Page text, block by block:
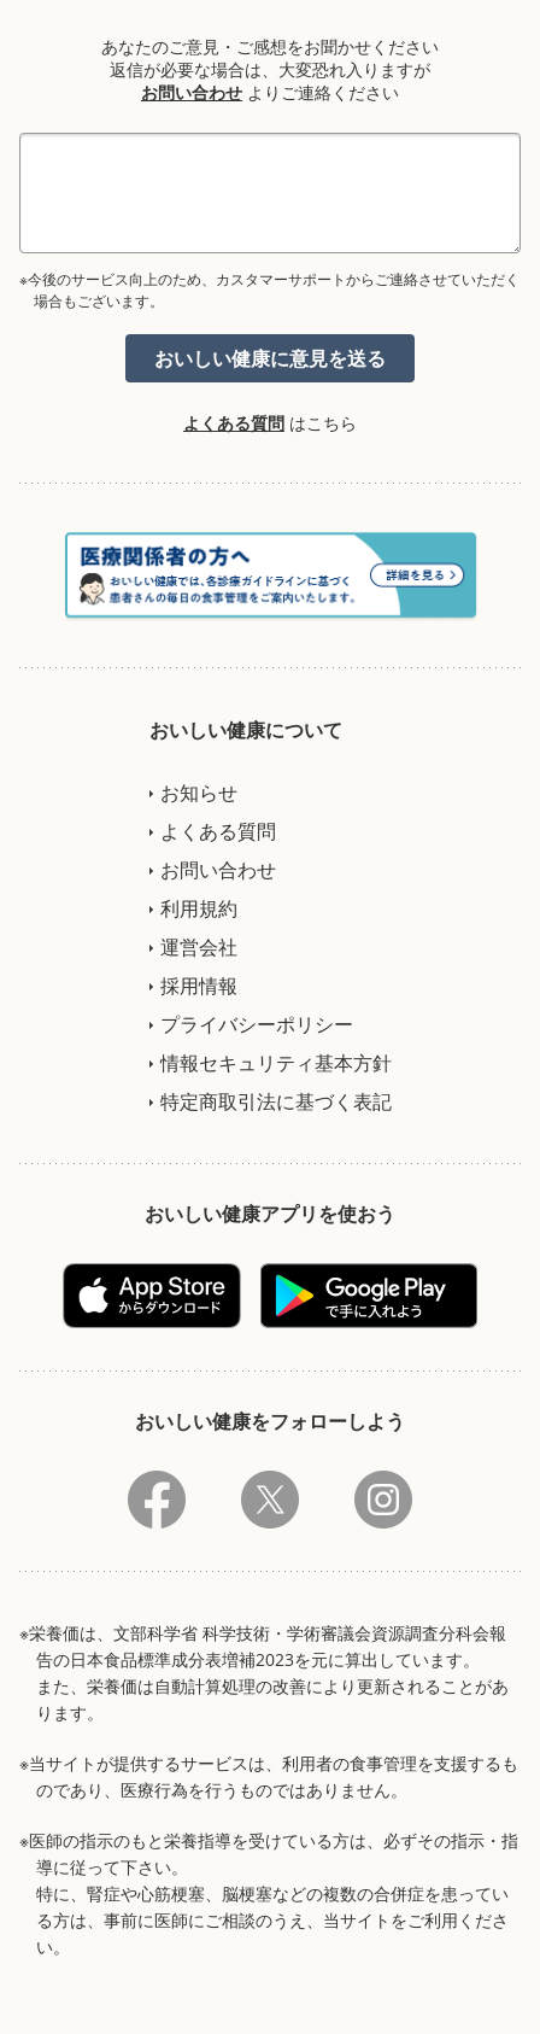
あなたのご意見・ご感想をお聞かせください
返信が必要な場合は、大変恐れ入りますが
お問い合わせ よりご連絡ください
※今後のサービス向上のため、カスタマーサポートからご連絡させていただく
場合もございます。
よくある質問 はこちら
おいしい健康について
お知らせ
よくある質問
お問い合わせ
利用規約
運営会社
採用情報
プライバシーポリシー
情報セキュリティ基本方針
特定商取引法に基づく表記
おいしい健康アプリを使おう
おいしい健康をフォローしよう
※栄養価は、文部科学省 科学技術・学術審議会資源調査分科会報
告の日本食品標準成分表増補2023を元に算出しています。
また、栄養価は自動計算処理の改善により更新されることがあ
ります。
※当サイトが提供するサービスは、利用者の食事管理を支援するも
のであり、医療行為を行うものではありません。
※医師の指示のもと栄養指導を受けている方は、必ずその指示・指
導に従って下さい。
特に、腎症や心筋梗塞、脳梗塞などの複数の合併症を患ってい
る方は、事前に医師にご相談のうえ、当サイトをご利用くださ
い。